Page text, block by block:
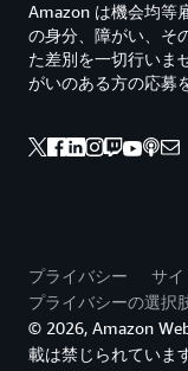
Amazon は機会均等
の身分、障がい、そ
た差別を一切行いま
がいのある方の応募
プライバシー
サイ
プライバシーの選択
© 2026, Amazon
載は禁じられていま